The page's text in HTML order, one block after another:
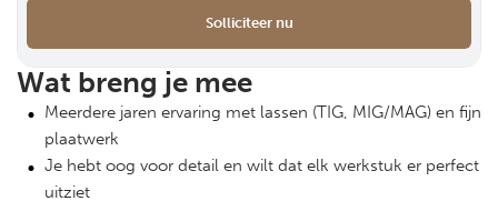
Wat breng je mee
Meerdere jaren ervaring met lassen (TIG, MIG/MAG) en fijn
plaatwerk
Je hebt oog voor detail en wilt dat elk werkstuk er perfect
uitziet
Solliciteer nu